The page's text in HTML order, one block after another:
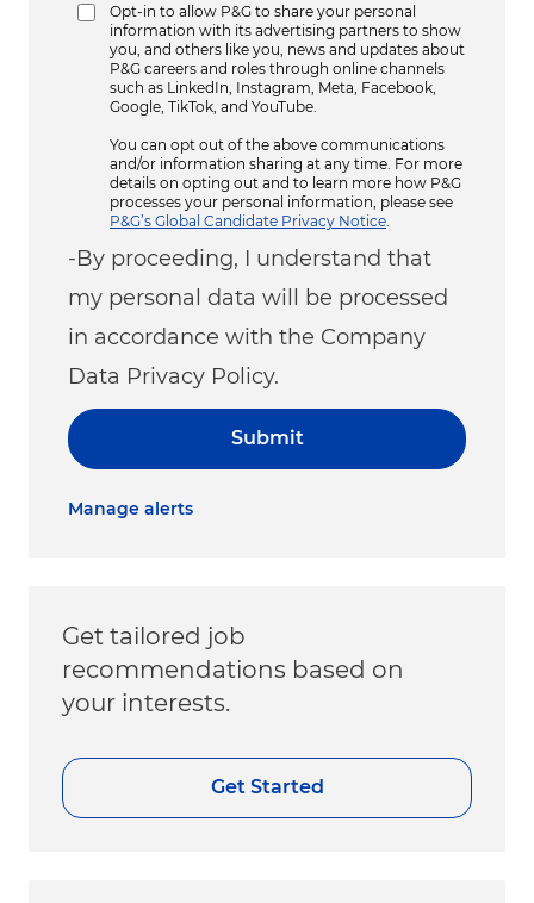
Opt-in to allow P&G to share your personal
information with its advertising partners to show
you, and others like you, news and updates about
P&G careers and roles through online channels
such as LinkedIn, Instagram, Meta, Facebook,
Google, TikTok, and YouTube.
You can opt out of the above communications
and/or information sharing at any time. For more
details on opting out and to learn more how P&G
processes your personal information, please see
P&G’s Global Candidate Privacy Notice
-By proceeding, I understand that
my personal data will be processed
in accordance with the Company
Data Privacy Policy.
Submit
Manage alerts
Get tailored job
recommendations based on
your interests.
Get Started